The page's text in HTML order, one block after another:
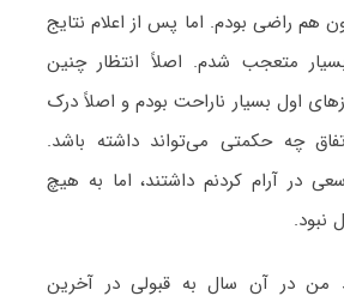
هم راضی بودم. اما پس از اعلام نتایج
متعجب شدم. اصلاً انتظار چنین
اول بسیار ناراحت بودم و اصلاً درک
چه حکمتی می‌تواند داشته باشد.
در آرام کردنم داشتند، اما به هیچ
نبود.
من در آن سال به قبولی در آخرین